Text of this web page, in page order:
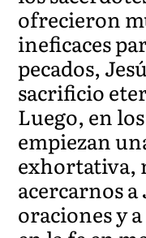
ofrecieron
ineficaces
pecados,
sacrificio
Luego, en
empiezan
exhortativa,
acercarnos a
oraciones y